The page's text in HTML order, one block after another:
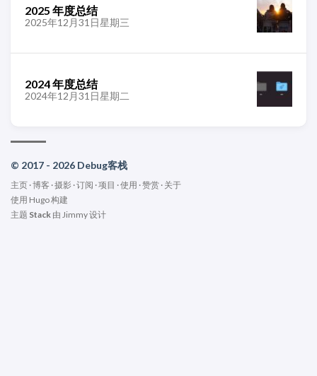
2025 年度总结
2025年12月31日星期三
2024 年度总结
2024年12月31日星期二
© 2017 - 2026 Debug客栈
主页 ·博客 ·摄影 ·订阅 ·项目 ·使用 ·赞赏 · 关于
使用 Hugo构建
主题 Stack 由 Jimmy设计